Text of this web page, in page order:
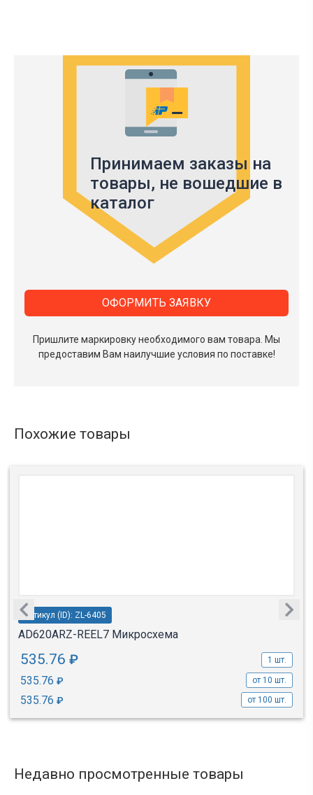
Принимаем заказы на
товары, не вошедшие в
каталог
Пришлите маркировку необходимого вам товара. Мы
предоставим Вам наилучшие условия по поставке!
ОФОРМИТЬ ЗАЯВКУ
Похожие товары
Артикул (ID): ZL-6405
AD620ARZ-REEL7 Микросхема
535.76 ₽ 1 шт.
535.76 ₽ от 10 шт.
535.76 ₽ от 100 шт.
Недавно просмотренные товары